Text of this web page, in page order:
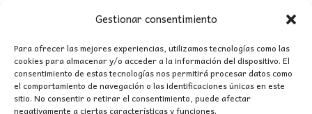
Gestionar consentimiento
Para ofrecer las mejores experiencias, utilizamos tecnologías como las
cookies para almacenar y/o acceder a la información del dispositivo. El
consentimiento de estas tecnologías nos permitirá procesar datos como
el comportamiento de navegación o las identificaciones únicas en este
sitio. No consentir o retirar el consentimiento, puede afectar
negativamente a ciertas características y funciones.
era:
104,00€.
es:
86,50€.